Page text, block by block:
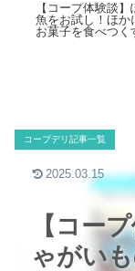
【コープ体験談】
ルビ丼の具 ご飯
【コー
ゃがい
コープデリ記事一覧
2025.03.15